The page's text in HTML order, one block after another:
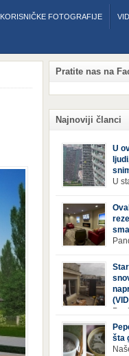
KORISNIČKE FOTOGRAFIJE
Pratite nas na
Najnoviji članci
U
U
Qianjiang
Hangzhoua u
ljudi, koji nikad
obzirom na to da
potrepštine koje
njega ako […]
siguran od
kakav
situacija u svijetu
prijetnje
koji se spremaju
vas bez daha
svojih prednosti,
vetru i snijegu
šta